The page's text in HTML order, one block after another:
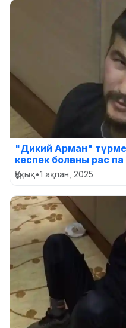
"Дикий Арман"
кеспек болғаны рас па
Құқық•1 ақпан, 2025